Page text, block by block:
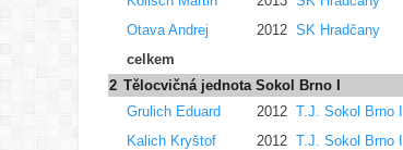
Otava Andrej
2012 SK Hradčany
celkem
2 Tělocvičná jednota Sokol Brno I
Grulich Eduard
2012 T.J. Sokol Brno I
Kalich Kryštof
2012 T.J. Sokol Brno I